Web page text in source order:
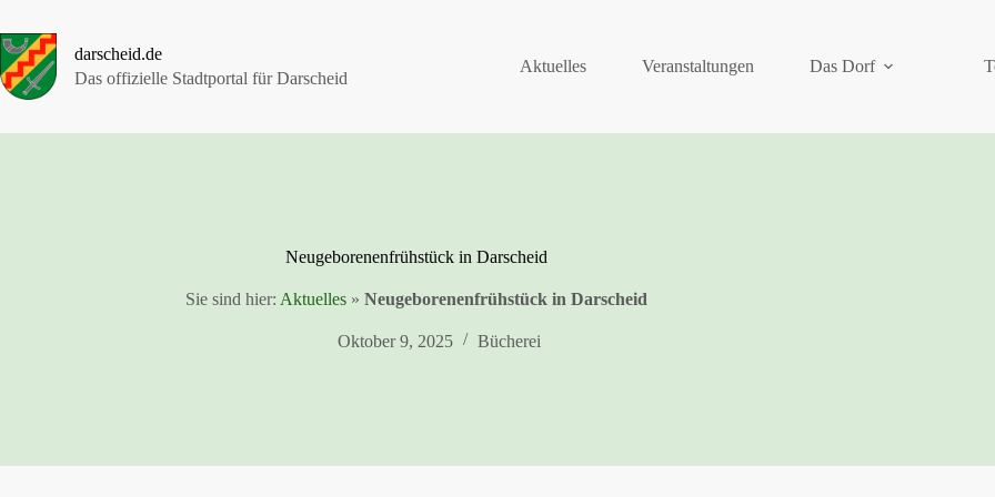
springen
darscheid.de
Das offizielle Stadtportal für Darscheid
Aktuelles Veranstaltungen Das Dorf
Neugeborenenfrühstück in Darscheid
Sie sind hier: Aktuelles » Neugeborenenfrühstück in Darscheid
Oktober 9, 2025 Bücherei